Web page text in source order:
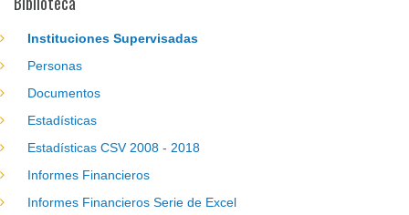
Instituciones Supervisadas
Personas
Documentos
Estadísticas
Estadísticas CSV 2008 - 2018
Informes Financieros
Informes Financieros Serie de Excel